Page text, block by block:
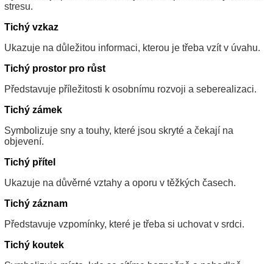
stresu.
Tichý vzkaz
Ukazuje na důležitou informaci, kterou je třeba vzít v úvahu.
Tichý prostor pro růst
Představuje příležitosti k osobnímu rozvoji a seberealizaci.
Tichý zámek
Symbolizuje sny a touhy, které jsou skryté a čekají na
objevení.
Tichý přítel
Ukazuje na důvěrné vztahy a oporu v těžkých časech.
Tichý záznam
Představuje vzpomínky, které je třeba si uchovat v srdci.
Tichý koutek